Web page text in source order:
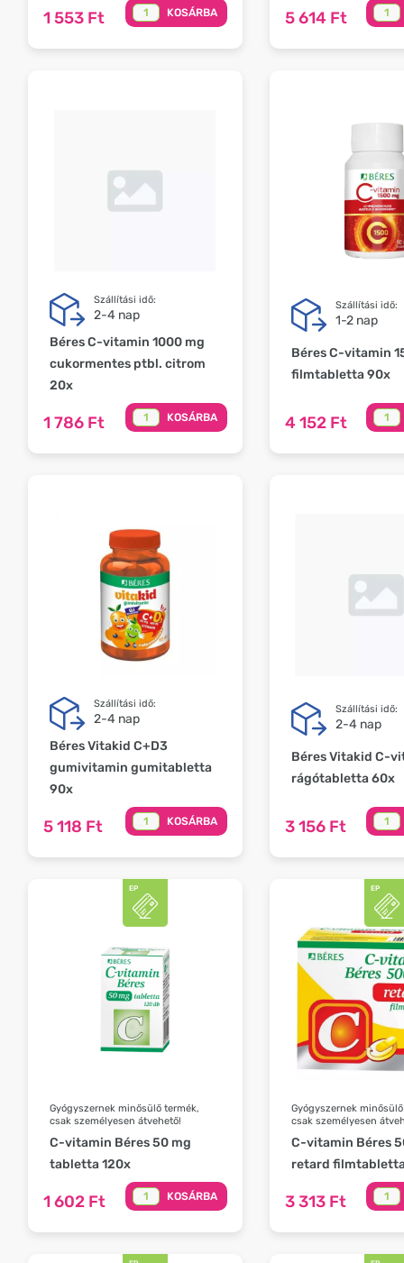
1 553 Ft KOSÁRBA 5 614 Ft
Szállítási idő:
2-4 nap
Béres C-vitamin 1000 mg
cukormentes ptbl. citrom
20x
1 786 Ft KOSÁRBA
Szállítási idő:
1-2 nap
Béres C-vitamin
filmtabletta 90x
4 152 Ft
Szállítási idő:
2-4 nap
Béres Vitakid C+D3
gumivitamin gumitabletta
90x
5 118 Ft KOSÁRBA
Szállítási idő:
2-4 nap
Béres Vitakid C-
rágótabletta 60x
3 156 Ft
Gyógyszernek minősülő termék,
csak személyesen átvehető!
C-vitamin Béres 50 mg
tabletta 120x
1 602 Ft KOSÁRBA
Gyógyszernek
csak személyesen
C-vitamin Béres
retard
3 313 Ft